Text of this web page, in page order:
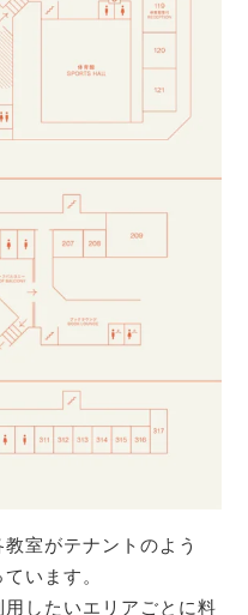
室がテナントのよう
います。
したいエリアごとに料